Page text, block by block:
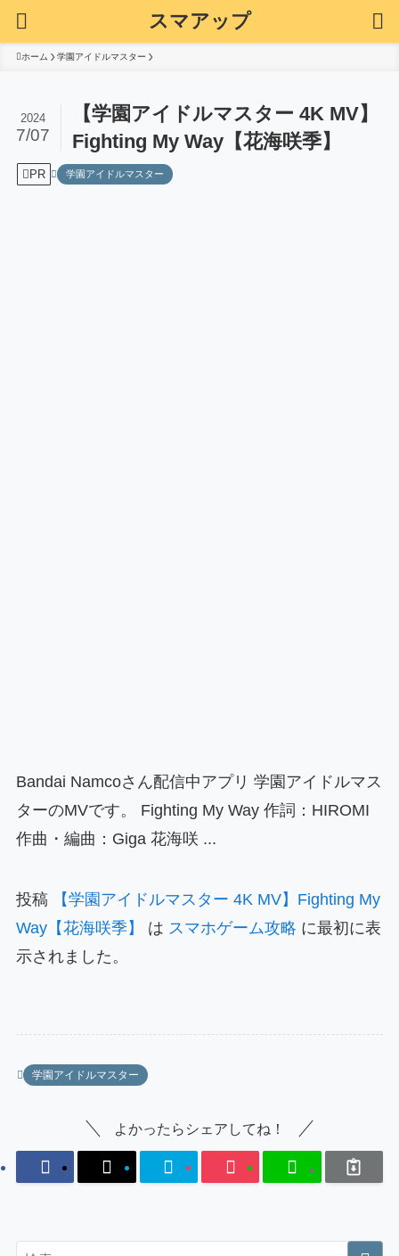
スマアップ
ホーム 学園アイドルマスター
【学園アイドルマスター 4K MV】
Fighting My Way【花海咲季】
2024
7/07
PR 学園アイドルマスター
Bandai Namcoさん配信中アプリ 学園アイドルマス
ターのMVです。 Fighting My Way 作詞：HIROMI
作曲・編曲：Giga 花海咲 ...
投稿
【学園アイドルマスター 4K MV】Fighting My
Way【花海咲季】
は スマホゲーム攻略 に最初に表
示されました。
学園アイドルマスター
よかったらシェアしてね！